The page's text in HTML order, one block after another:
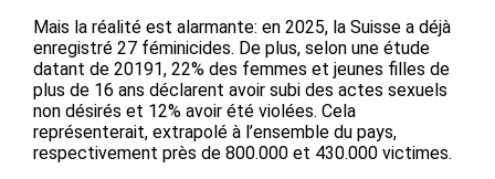
Mais la réalité est alarmante: en 2025, la Suisse a déjà
enregistré 27 féminicides. De plus, selon une étude
datant de 20191, 22% des femmes et jeunes filles de
plus de 16 ans déclarent avoir subi des actes sexuels
non désirés et 12% avoir été violées. Cela
représenterait, extrapolé à l’ensemble du pays,
respectivement près de 800.000 et 430.000 victimes.